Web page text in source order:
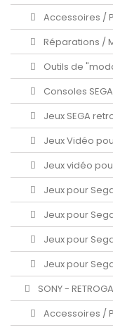
Accessoires /
Réparations /
Outils de
Consoles
Jeux SEGA
Jeux Vidéo
Jeux vidéo
Jeux pour
Jeux pour
Jeux pour
Jeux pour
SONY -
Accessoires /